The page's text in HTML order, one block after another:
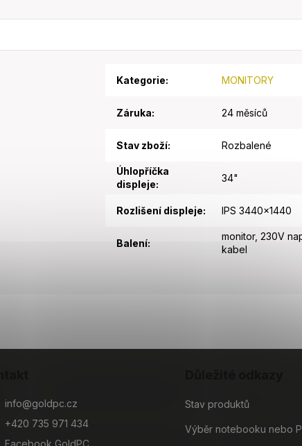
Kategorie: MONITORY
Záruka: 24 měsíců
Stav zboží: Rozbalené
Úhlopříčka
displeje:
34"
Rozlišení displeje: IPS 3440x1440
Balení:
monitor, 230V
kabel
info@goldpc.cz
+420 735 971 434
Facebook GoldPC
Stav produktů
Výběr notebooku nebo